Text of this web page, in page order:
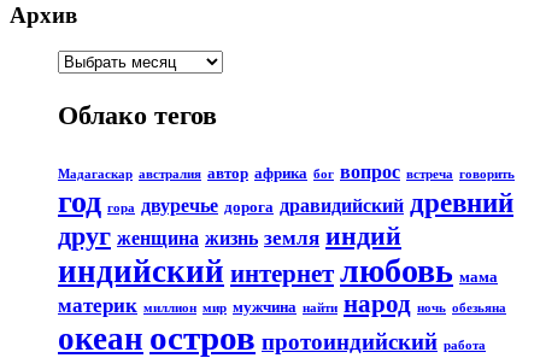
Архив
Облако тегов
Мадагаскар австралия автор африка бог вопрос встреча говорить
год гора двуречье дорога дравидийский древний
друг женщина жизнь земля индий
индийский интернет любовь мама
материк миллион мир мужчина найти народ ночь обезьяна
океан остров протоиндийский работа